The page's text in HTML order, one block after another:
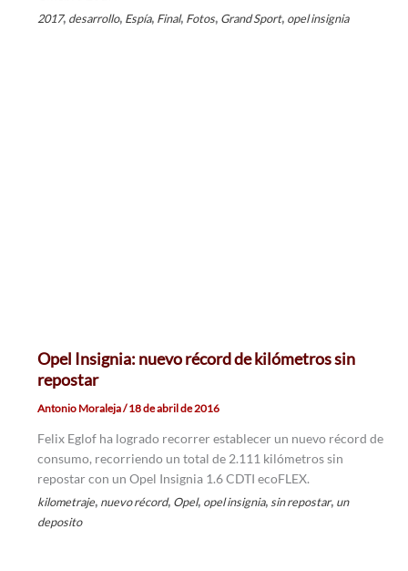
2017, desarrollo, Espía, Final, Fotos, Grand Sport, opel insignia
Opel Insignia: nuevo récord de kilómetros sin
repostar
Antonio Moraleja/18 de abril de 2016
Felix Eglof ha logrado recorrer establecer un nuevo récord de
consumo, recorriendo un total de 2.111 kilómetros sin
repostar con un Opel Insignia 1.6 CDTI ecoFLEX.
kilometraje, nuevo récord, Opel, opel insignia, sin repostar, un
deposito